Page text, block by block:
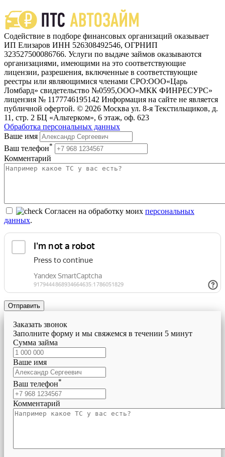
Содействие в подборе финансовых организаций оказывает
ИП Елизаров ИНН 526308492546, ОГРНИП
323527500086766. Услуги по выдаче займов оказываются
организациями, имеющими на это соответствующие
лицензии, разрешения, включенные в соответствующие
реестры или являющимися членами СРО:ООО«Царь
Ломбард» свидетельство №0595,ООО«МКК ФИНРЕСУРС»
лицензия № 1177746195142 Информация на сайте не является
публичной офертой. © 2026 Москва ул. 8-я Текстильщиков, д.
11, стр. 2 БЦ «Альтерком», 6 этаж, оф. 623
Обработка персональных данных
Ваше имя
Ваш телефон*
Комментарий
Согласен на обработку моих персональных
данных.
Отправить
Заказать звонок
Заполните форму и мы свяжемся в течении 5 минут
Сумма займа
Ваше имя
Ваш телефон*
Комментарий